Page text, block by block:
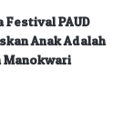
PAUD
Anak Adalah
Manokwari